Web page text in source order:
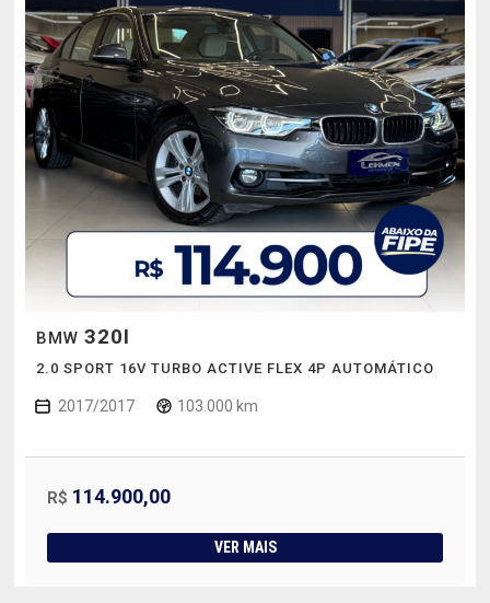
BMW 320I
2.0 SPORT 16V TURBO ACTIVE FLEX 4P AUTOMÁTICO
2017/2017 103.000 km
R$ 114.900,00
VER MAIS